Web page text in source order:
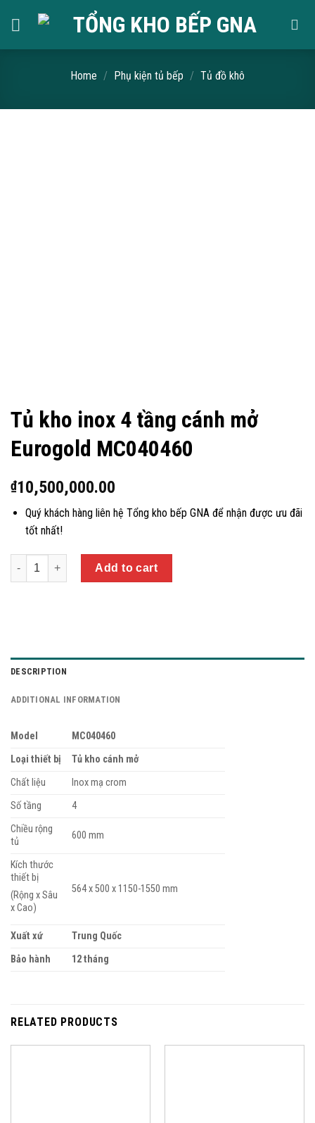
Home / Phụ kiện tủ bếp / Tủ đồ khô
Tủ kho inox 4 tầng cánh mở
Eurogold MC040460
₫10,500,000.00
Quý khách hàng liên hệ Tổng kho bếp GNA để nhận được ưu đãi
tốt nhất!
Quantity
Add to cart
DESCRIPTION
ADDITIONAL INFORMATION
Model
MC040460
Loại thiết bị
Tủ kho cánh mở
Chất liệu
Inox mạ crom
Số tầng
4
Chiều rộng
tủ
600 mm
Kích thước
thiết bị
(Rộng x Sâu
x Cao)
564 x 500 x 1150-1550 mm
Xuất xứ
Trung Quốc
Bảo hành
12 tháng
RELATED PRODUCTS